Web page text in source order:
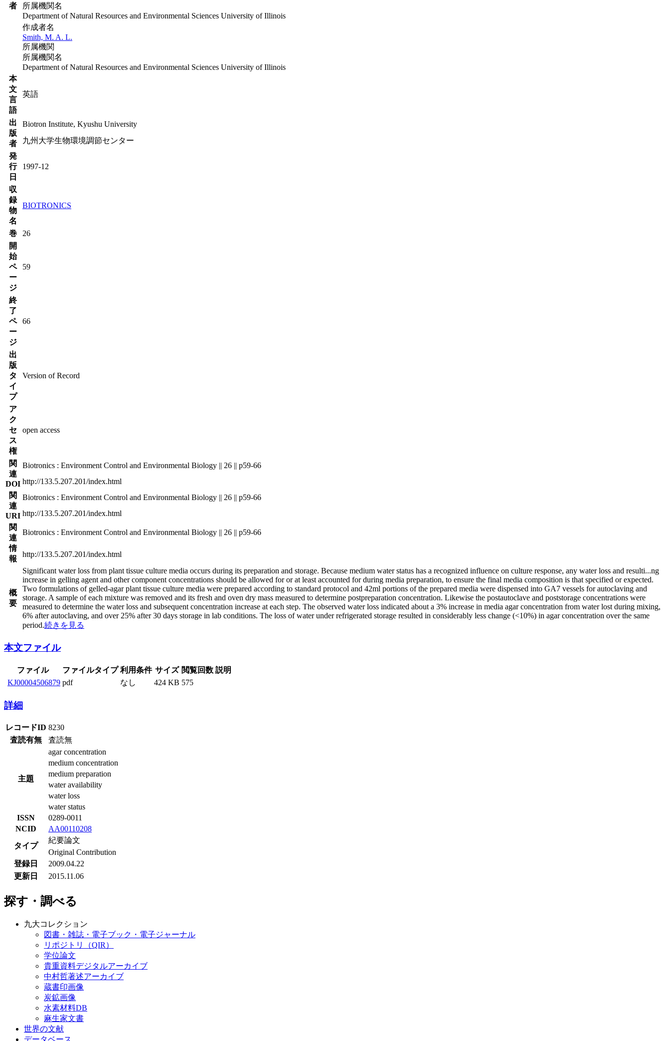
者
所属機関名
Department of Natural Resources and Environmental Sciences University of Illinois
作成者名
Smith, M. A. L.
所属機関
所属機関名
Department of Natural Resources and Environmental Sciences University of Illinois
本
文
言
語
英語
出
版
者
Biotron Institute, Kyushu University
九州大学生物環境調節センター
発
行
日
1997-12
収
録
物
名
BIOTRONICS
巻
26
開
始
ペ
ー
ジ
59
終
了
ペ
ー
ジ
66
出
版
タ
イ
プ
Version of Record
ア
ク
セ
ス
権
open access
関
連
DOI
Biotronics : Environment Control and Environmental Biology || 26 || p59-66
http://133.5.207.201/index.html
関
連
URI
Biotronics : Environment Control and Environmental Biology || 26 || p59-66
http://133.5.207.201/index.html
関
連
情
報
Biotronics : Environment Control and Environmental Biology || 26 || p59-66
http://133.5.207.201/index.html
概
要
Significant water loss from plant tissue culture media occurs during its preparation and storage. Because medium water status has a recognized influence on culture response, any water loss and resulti...ng
increase in gelling agent and other component concentrations should be allowed for or at least accounted for during media preparation, to ensure the final media composition is that specified or expected.
Two formulations of gelled-agar plant tissue culture media were prepared according to standard protocol and 42ml portions of the prepared media were dispensed into GA7 vessels for autoclaving and
storage. A sample of each mixture was removed and its fresh and oven dry mass measured to determine postpreparation concentration. Likewise the postautoclave and poststorage concentrations were
measured to determine the water loss and subsequent concentration increase at each step. The observed water loss indicated about a 3% increase in media agar concentration from water lost during mixing,
6% after autoclaving, and over 25% after 30 days storage in lab conditions. The loss of water under refrigerated storage resulted in considerably less change (<10%) in agar concentration over the same
period.続きを見る
本文ファイル
ファイル ファイルタイプ 利用条件 サイズ 閲覧回数
KJ00004506879
なし 424 KB
詳細
レコードID 8230
査読有無
査読無
主題
agar concentration
medium concentration
medium preparation
water availability
water loss
water status
ISSN
0289-0011
NCID
AA00110208
タイプ
紀要論文
Original Contribution
登録日
2009.04.22
更新日
2015.11.06
探す・調べる
九大コレクション
図書・雑誌・電子ブック・電子ジャーナル
リポジトリ（QIR）
学位論文
貴重資料デジタルアーカイブ
中村哲著述アーカイブ
蔵書印画像
炭鉱画像
水素材料DB
麻生家文書
世界の文献